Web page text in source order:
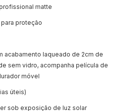
matte
proteção
acabamento laqueado de 2cm de
sem vidro, acompanha película de
móvel
úteis)
sob exposição de luz solar